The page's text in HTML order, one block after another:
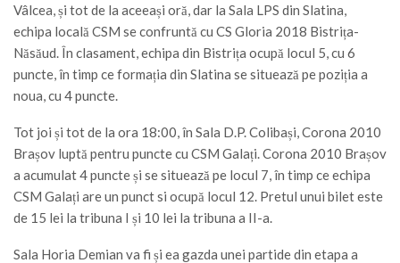
Vâlcea, și tot de la aceeași oră, dar la Sala LPS din Slatina,
echipa locală CSM se confruntă cu CS Gloria 2018 Bistrița-
Năsăud. În clasament, echipa din Bistrița ocupă locul 5, cu 6
puncte, în timp ce formația din Slatina se situează pe poziția a
noua, cu 4 puncte.
Tot joi și tot de la ora 18:00, în Sala D.P. Colibași, Corona 2010
Brașov luptă pentru puncte cu CSM Galați. Corona 2010 Brașov
a acumulat 4 puncte și se situează pe locul 7, în timp ce echipa
CSM Galați are un punct si ocupă locul 12. Pretul unui bilet este
de 15 lei la tribuna I și 10 lei la tribuna a II-a.
Sala Horia Demian va fi și ea gazda unei partide din etapa a